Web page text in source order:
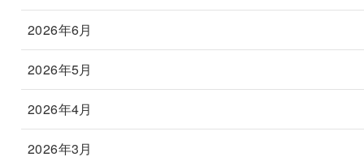
2026年6月
2026年5月
2026年4月
2026年3月